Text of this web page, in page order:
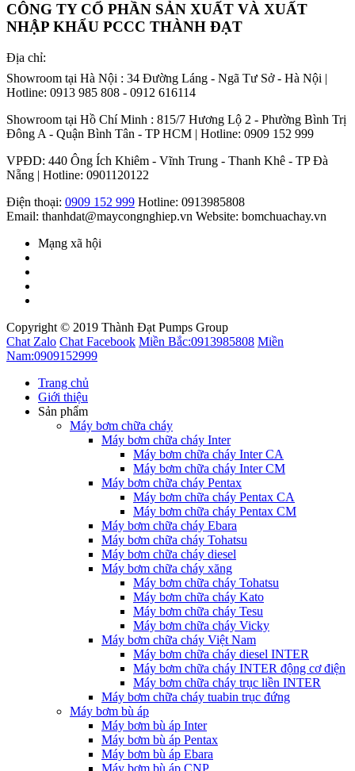
CÔNG TY CỔ PHẦN SẢN XUẤT VÀ XUẤT
NHẬP KHẨU PCCC THÀNH ĐẠT
Địa chỉ:
Showroom tại Hà Nội : 34 Đường Láng - Ngã Tư Sở - Hà Nội |
Hotline: 0913 985 808 - 0912 616114
Showroom tại Hồ Chí Minh : 815/7 Hương Lộ 2 - Phường Bình Trị
Đông A - Quận Bình Tân - TP HCM | Hotline: 0909 152 999
VPĐD: 440 Ông Ích Khiêm - Vĩnh Trung - Thanh Khê - TP Đà
Nẵng | Hotline: 0901120122
Điện thoại: 0909 152 999 Hotline: 0913985808
Email: thanhdat@maycongnghiep.vn Website: bomchuachay.vn
Mạng xã hội
Copyright © 2019 Thành Đạt Pumps Group
Chat Zalo Chat Facebook Miền Bắc:0913985808 Miền
Nam:0909152999
Trang chủ
Giới thiệu
Sản phẩm
Máy bơm chữa cháy
Máy bơm chữa cháy Inter
Máy bơm chữa cháy Inter CA
Máy bơm chữa cháy Inter CM
Máy bơm chữa cháy Pentax
Máy bơm chữa cháy Pentax CA
Máy bơm chữa cháy Pentax CM
Máy bơm chữa cháy Ebara
Máy bơm chữa cháy Tohatsu
Máy bơm chữa cháy diesel
Máy bơm chữa cháy xăng
Máy bơm chữa cháy Tohatsu
Máy bơm chữa cháy Kato
Máy bơm chữa cháy Tesu
Máy bơm chữa cháy Vicky
Máy bơm chữa cháy Việt Nam
Máy bơm chữa cháy diesel INTER
Máy bơm chữa cháy INTER động cơ điện
Máy bơm chữa cháy trục liền INTER
Máy bơm chữa cháy tuabin trục đứng
Máy bơm bù áp
Máy bơm bù áp Inter
Máy bơm bù áp Pentax
Máy bơm bù áp Ebara